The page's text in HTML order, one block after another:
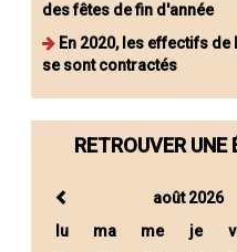
des fêtes de fin d'année
En 2020, les effectifs
se sont contractés
RETROUVER UNE
août 2026
lu
ma me je